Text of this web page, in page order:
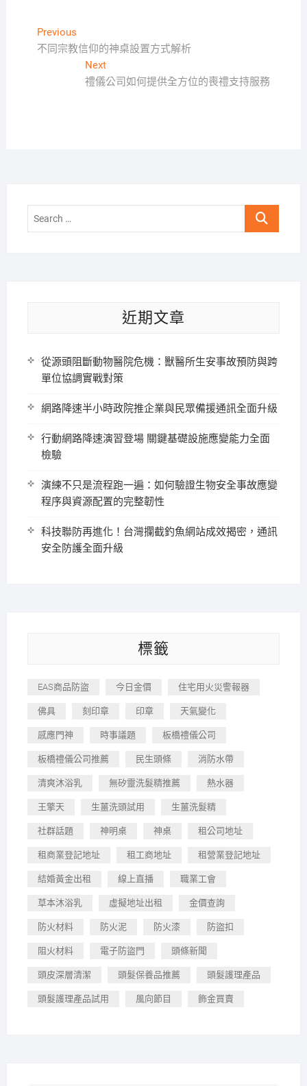
文
章
PreviousPrevious
post:
不同宗教信仰的神桌設置方式解析
NextNext
post:
禮儀公司如何提供全方位的喪禮支持服務
Search
近期文章
從源頭阻斷動物醫院危機：獸醫所生安事故預防與跨
單位協調實戰對策
網路降速半小時政院推企業與民眾備援通訊全面升級
行動網路降速演習登場 關鍵基礎設施應變能力全面
檢驗
演練不只是流程跑一遍：如何驗證生物安全事故應變
程序與資源配置的完整韌性
科技聯防再進化！台灣攔截釣魚網站成效揭密，通訊
安全防護全面升級
標籤
EAS商品防盜 今日金價 住宅用火災警報器
佛具 刻印章 印章 天氣變化
感應門神 時事議題 板橋禮儀公司
板橋禮儀公司推薦 民生頭條 消防水帶
清爽沐浴乳 無矽靈洗髮精推薦 熱水器
王擎天 生薑洗頭試用 生薑洗髮精
社群話題 神明桌 神桌 租公司地址
租商業登記地址 租工商地址 租營業登記地址
結婚黃金出租 線上直播 職業工會
草本沐浴乳 虛擬地址出租 金價查詢
防火材料 防火泥 防火漆 防盜扣
阻火材料 電子防盜門 頭條新聞
頭皮深層清潔 頭髮保養品推薦 頭髮護理產品
頭髮護理產品試用 風向節目 飾金買賣